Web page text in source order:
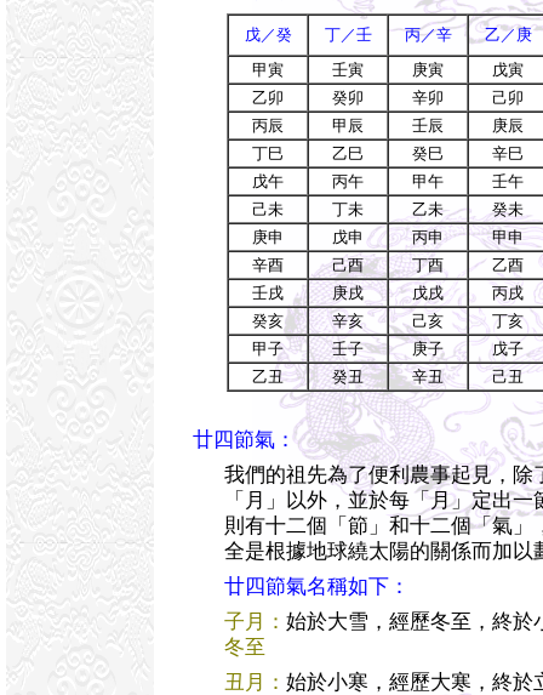
戊／癸 丁／壬 丙／辛
乙／庚
甲寅
壬寅 庚寅
戊寅
乙卯
癸卯 辛卯
己卯
丙辰
甲辰 壬辰
庚辰
丁巳
乙巳 癸巳
辛巳
戊午
丙午 甲午
壬午
己未
丁未 乙未
癸未
庚申
戊申 丙申
甲申
辛酉
己酉 丁酉
乙酉
壬戌
庚戌 戊戌
丙戌
癸亥
辛亥 己亥
丁亥
甲子
壬子 庚子
戊子
乙丑
癸丑 辛丑 己丑
廿四節氣：
我們的祖先為了便利農事起見，除
「月」以外，並於每「月」定出
則有十二個「節」和十二個「氣」
全是根據地球繞太陽的關係而加以
廿四節氣名稱如下：
子月： 始於大雪，經歷冬至，終於
冬至
丑月： 始於小寒，經歷大寒，終於